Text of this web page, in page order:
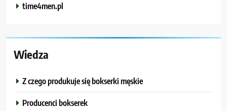
time4men.pl
Wiedza
Z czego produkuje się bokserki męskie
Producenci bokserek